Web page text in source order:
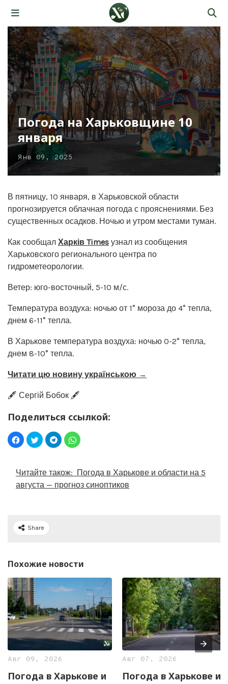
Погода на Харьковщине 10
января
Янв 09, 2025
В пятницу, 10 января, в Харьковской области
прогнозируется облачная погода с прояснениями. Без
существенных осадков. Ночью и утром местами туман.
Как сообщал Харків Times узнал из сообщения
Харьковского регионального центра по
гидрометеорологии.
Ветер: юго-восточный, 5-10 м/с.
Температура воздуха: ночью от 1° мороза до 4° тепла,
днем 6-11° тепла.
В Харькове температура воздуха: ночью 0-2° тепла,
днем 8-10° тепла.
Читати цю новину українською →
🖋️ Сергій Бобок 🖋️
Поделиться ссылкой:
Читайте також: Погода в Харькове и области на 5
августа — прогноз синоптиков
Share
Похожие новости
Авг 09, 2026
Погода в Харькове и
Авг 07, 2026
Погода в Харькове и